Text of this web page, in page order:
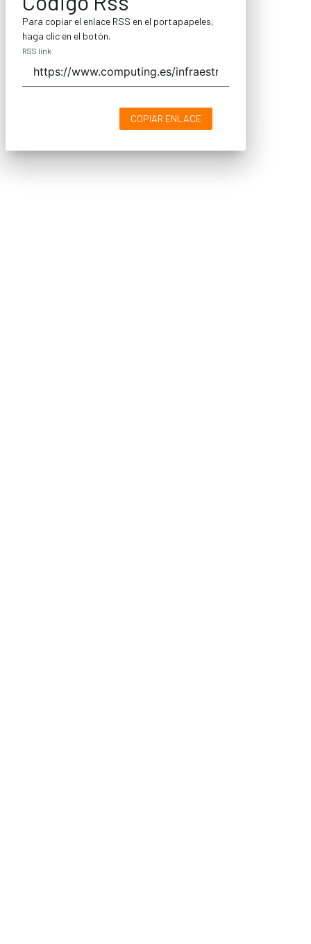
Para copiar el enlace RSS en el portapapeles,
haga clic en el botón.
RSS link
COPIAR ENLACE